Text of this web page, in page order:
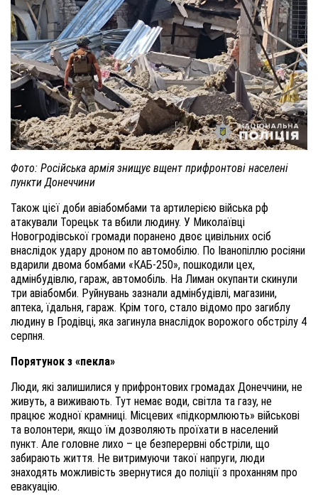
Фото: Російська армія знищує вщент прифронтові населені
пункти Донеччини
Також цієї доби авіабомбами та артилерією війська рф
атакували Торецьк та вбили людину. У Миколаївці
Новогродівської громади поранено двоє цивільних осіб
внаслідок удару дроном по автомобілю. По Іванопіллю росіяни
вдарили двома бомбами «КАБ-250», пошкодили цех,
адмінбудівлю, гараж, автомобіль. На Лиман окупанти скинули
три авіабомби. Руйнувань зазнали адмінбудівлі, магазини,
аптека, їдальня, гараж. Крім того, стало відомо про загиблу
людину в Гродівці, яка загинула внаслідок ворожого обстрілу 4
серпня.
Порятунок з «пекла»
Люди, які залишилися у прифронтових громадах Донеччини, не
живуть, а виживають. Тут немає води, світла та газу, не
працює жодної крамниці. Місцевих «підкормлюють» військові
та волонтери, якщо їм дозволяють проїхати в населений
пункт. Але головне лихо – це безперервні обстріли, що
забирають життя. Не витримуючи такої напруги, люди
знаходять можливість звернутися до поліції з проханням про
евакуацію.